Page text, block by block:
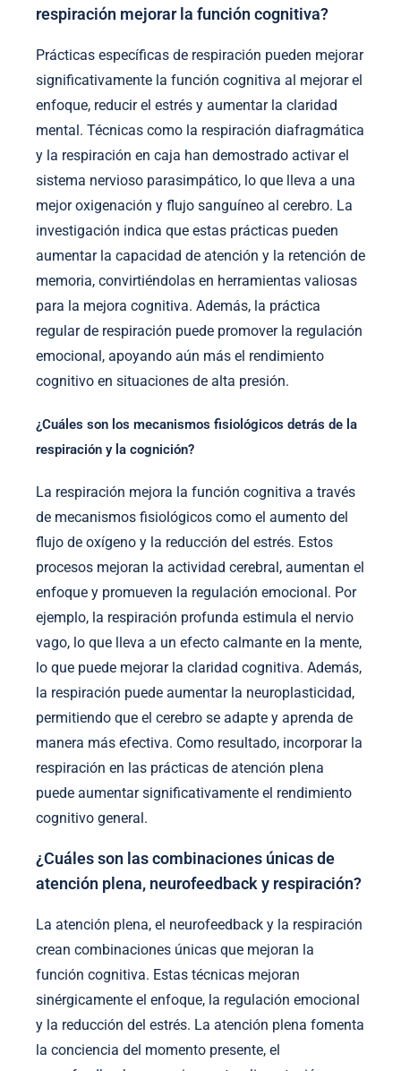
respiración mejorar la función cognitiva?
Prácticas específicas de respiración pueden mejorar
significativamente la función cognitiva al mejorar el
enfoque, reducir el estrés y aumentar la claridad
mental. Técnicas como la respiración diafragmática
y la respiración en caja han demostrado activar el
sistema nervioso parasimpático, lo que lleva a una
mejor oxigenación y flujo sanguíneo al cerebro. La
investigación indica que estas prácticas pueden
aumentar la capacidad de atención y la retención de
memoria, convirtiéndolas en herramientas valiosas
para la mejora cognitiva. Además, la práctica
regular de respiración puede promover la regulación
emocional, apoyando aún más el rendimiento
cognitivo en situaciones de alta presión.
¿Cuáles son los mecanismos fisiológicos detrás de la
respiración y la cognición?
La respiración mejora la función cognitiva a través
de mecanismos fisiológicos como el aumento del
flujo de oxígeno y la reducción del estrés. Estos
procesos mejoran la actividad cerebral, aumentan el
enfoque y promueven la regulación emocional. Por
ejemplo, la respiración profunda estimula el nervio
vago, lo que lleva a un efecto calmante en la mente,
lo que puede mejorar la claridad cognitiva. Además,
la respiración puede aumentar la neuroplasticidad,
permitiendo que el cerebro se adapte y aprenda de
manera más efectiva. Como resultado, incorporar la
respiración en las prácticas de atención plena
puede aumentar significativamente el rendimiento
cognitivo general.
¿Cuáles son las combinaciones únicas de
atención plena, neurofeedback y respiración?
La atención plena, el neurofeedback y la respiración
crean combinaciones únicas que mejoran la
función cognitiva. Estas técnicas mejoran
sinérgicamente el enfoque, la regulación emocional
y la reducción del estrés. La atención plena fomenta
la conciencia del momento presente, el